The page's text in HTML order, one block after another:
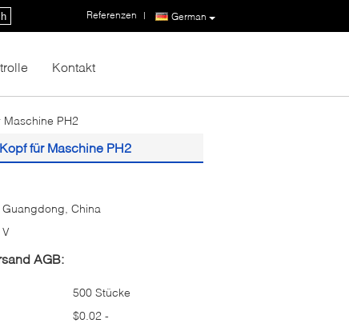
German
Referenzen |
Kontakt
PH2
für Maschine PH2
Guangdong, China
V
AGB:
500 Stücke
$0.02 -